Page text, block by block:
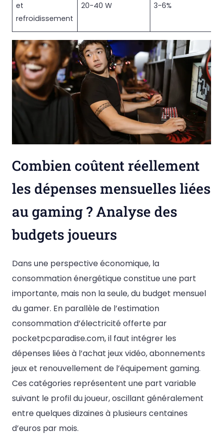
et
refroidissement
20-40 W 3-6%
Combien coûtent réellement
les dépenses mensuelles liées
au gaming ? Analyse des
budgets joueurs
Dans une perspective économique, la
consommation énergétique constitue une part
importante, mais non la seule, du budget mensuel
du gamer. En parallèle de l’estimation
consommation d’électricité offerte par
pocketpcparadise.com, il faut intégrer les
dépenses liées à l’achat jeux vidéo, abonnements
jeux et renouvellement de l’équipement gaming.
Ces catégories représentent une part variable
suivant le profil du joueur, oscillant généralement
entre quelques dizaines à plusieurs centaines
d’euros par mois.